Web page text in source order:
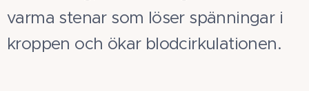
varma stenar som löser spänningar i
kroppen och ökar blodcirkulationen.